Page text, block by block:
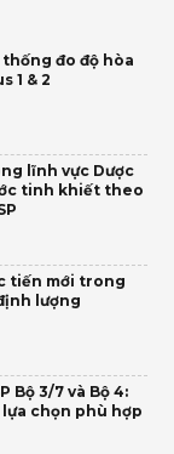
đo độ hòa
1 & 2
lĩnh vực Dược
tinh khiết theo
tiến mới trong
lượng
Bộ 3/7 và Bộ 4:
chọn phù hợp